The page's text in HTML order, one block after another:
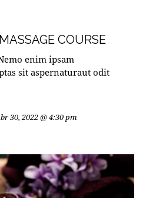
COURSE
enim ipsam
sit aspernaturaut odit
30, 2022 @ 4:30 pm